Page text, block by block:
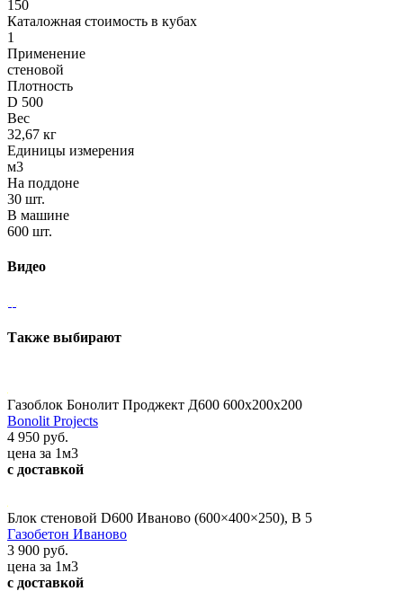
150
Каталожная стоимость в кубах
1
Применение
стеновой
Плотность
D 500
Вес
32,67 кг
Единицы измерения
м3
На поддоне
30 шт.
В машине
600 шт.
Видео
Также выбирают
Газоблок Бонолит Проджект Д600 600х200х200
Bonolit Projects
4 950 руб.
цена за 1м3
с доставкой
Блок стеновой D600 Иваново (600×400×250), В 5
Газобетон Иваново
3 900 руб.
цена за 1м3
с доставкой